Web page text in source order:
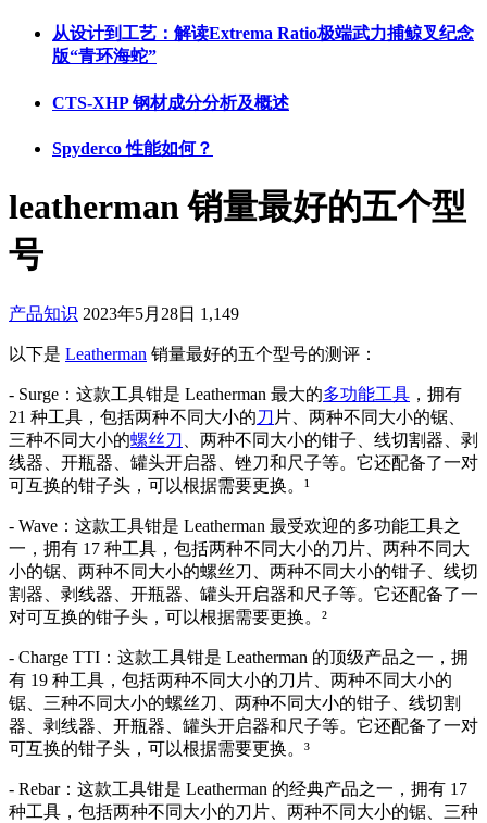
从设计到工艺：解读Extrema Ratio极端武力捕鲸叉纪念
版“青环海蛇”
CTS-XHP 钢材成分分析及概述
Spyderco 性能如何？
leatherman 销量最好的五个型
号
产品知识 2023年5月28日 1,149
以下是 Leatherman 销量最好的五个型号的测评：
- Surge：这款工具钳是 Leatherman 最大的多功能工具 ，拥有
21 种工具，包括两种不同大小的刀 片、两种不同大小的锯、
三种不同大小的螺丝刀
、两种不同大小的钳子、线切割器、剥
线器、开瓶器、罐头开启器、锉刀和尺子等。它还配备了一对
可互换的钳子头，可以根据需要更换。¹
- Wave：这款工具钳是 Leatherman 最受欢迎的多功能工具之
一，拥有 17 种工具，包括两种不同大小的刀片、两种不同大
小的锯、两种不同大小的螺丝刀、两种不同大小的钳子、线切
割器、剥线器、开瓶器、罐头开启器和尺子等。它还配备了一
对可互换的钳子头，可以根据需要更换。²
- Charge TTI：这款工具钳是 Leatherman 的顶级产品之一，拥
有 19 种工具，包括两种不同大小的刀片、两种不同大小的
锯、三种不同大小的螺丝刀、两种不同大小的钳子、线切割
器、剥线器、开瓶器、罐头开启器和尺子等。它还配备了一对
可互换的钳子头，可以根据需要更换。³
- Rebar：这款工具钳是 Leatherman 的经典产品之一，拥有 17
种工具，包括两种不同大小的刀片、两种不同大小的锯、三种